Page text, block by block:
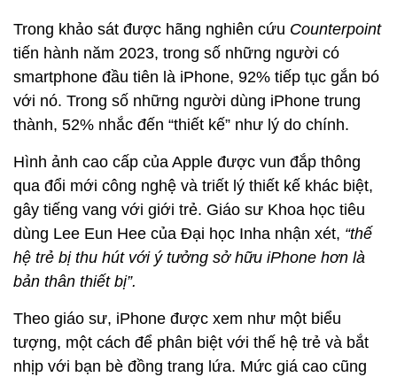
Trong khảo sát được hãng nghiên cứu Counterpoint
tiến hành năm 2023, trong số những người có
smartphone đầu tiên là iPhone, 92% tiếp tục gắn bó
với nó. Trong số những người dùng iPhone trung
thành, 52% nhắc đến “thiết kế” như lý do chính.
Hình ảnh cao cấp của Apple được vun đắp thông
qua đổi mới công nghệ và triết lý thiết kế khác biệt,
gây tiếng vang với giới trẻ. Giáo sư Khoa học tiêu
dùng Lee Eun Hee của Đại học Inha nhận xét, “thế
hệ trẻ bị thu hút với ý tưởng sở hữu iPhone hơn là
bản thân thiết bị”.
Theo giáo sư, iPhone được xem như một biểu
tượng, một cách để phân biệt với thế hệ trẻ và bắt
nhịp với bạn bè đồng trang lứa. Mức giá cao cũng